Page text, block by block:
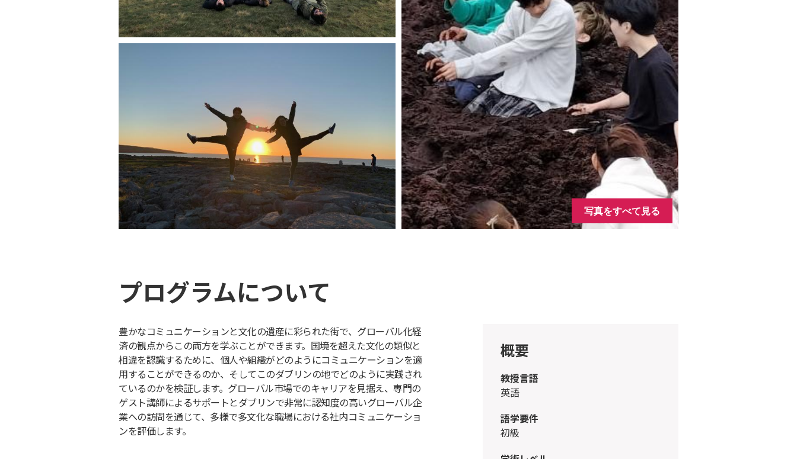
写真をすべて見る
プログラムについて
豊かなコミュニケーションと文化の遺産に彩られた街で、グローバル化経
済の観点からこの両方を学ぶことができます。国境を超えた文化の類似と
相違を認識するために、個人や組織がどのようにコミュニケーションを適
用することができるのか、そしてこのダブリンの地でどのように実践され
ているのかを検証します。グローバル市場でのキャリアを見据え、専門の
ゲスト講師によるサポートとダブリンで非常に認知度の高いグローバル企
業への訪問を通じて、多様で多文化な職場における社内コミュニケーショ
ンを評価します。
概要
教授言語
英語
語学要件
初級